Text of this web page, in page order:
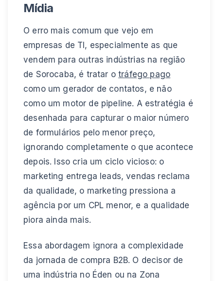
Mídia
O erro mais comum que vejo em
empresas de TI, especialmente as que
vendem para outras indústrias na região
de Sorocaba, é tratar otráfego pago
como um gerador de contatos, e não
como um motor de pipeline. A estratégia é
desenhada para capturar o maior número
de formulários pelo menor preço,
ignorando completamente o que acontece
depois. Isso cria um ciclo vicioso: o
marketing entrega leads, vendas reclama
da qualidade, o marketing pressiona a
agência por um CPL menor, e a qualidade
piora ainda mais.
Essa abordagem ignora a complexidade
da jornada de compra B2B. O decisor de
uma indústria no Éden ou na Zona